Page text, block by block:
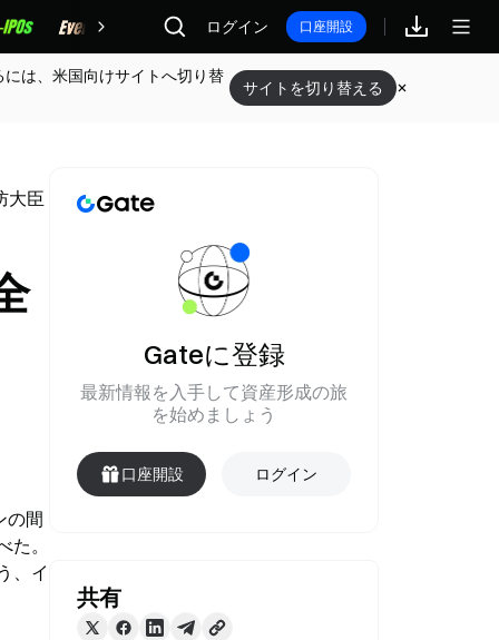
報酬 ログイン 口座開設
は、米国向けサイトへ切り替
サイトを切り替える
大臣
の間
。
、イ
Gateに登録
最新情報を入手して資産形成の旅
を始めましょう
口座開設 ログイン
共有